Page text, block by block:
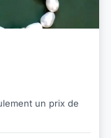
un prix de